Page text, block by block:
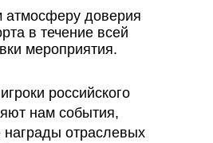
российского
нам события,
отраслевых
атмосферу доверия
в течение всей
мероприятия.